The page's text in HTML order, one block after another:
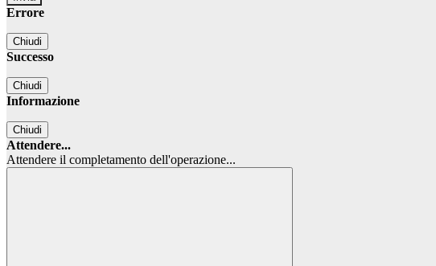
Errore
Chiudi
Successo
Chiudi
Informazione
Chiudi
Attendere...
Attendere il completamento dell'operazione...